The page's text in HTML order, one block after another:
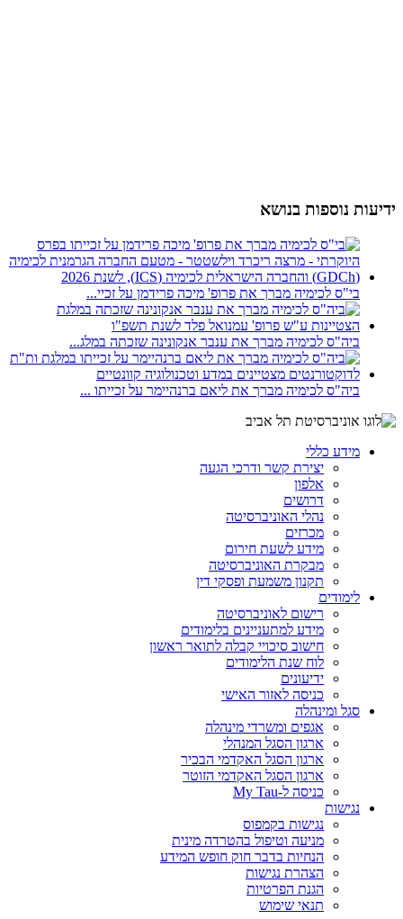
ידיעות נוספות בנושא
בי"ס לכימיה מברך את פרופ' מיכה פרידמן על זכיי...
ביה"ס לכימיה מברך את ענבר אנקונינה שזכתה במלג...
ביה"ס לכימיה מברך את ליאם ברנהיימר על זכייתו ...
מידע כללי
יצירת קשר ודרכי הגעה
אלפון
דרושים
נהלי האוניברסיטה
מכרזים
מידע לשעת חירום
מבקרת האוניברסיטה
תקנון משמעת ופסקי דין
לימודים
רישום לאוניברסיטה
מידע למתעניינים בלימודים
חישוב סיכויי קבלה לתואר ראשון
לוח שנת הלימודים
ידיעונים
כניסה לאזור האישי
סגל ומינהלה
אגפים ומשרדי מינהלה
ארגון הסגל המנהלי
ארגון הסגל האקדמי הבכיר
ארגון הסגל האקדמי הזוטר
כניסה ל-My Tau
נגישות
נגישות בקמפוס
מניעה וטיפול בהטרדה מינית
הנחיות בדבר חוק חופש המידע
הצהרת נגישות
הגנת הפרטיות
תנאי שימוש